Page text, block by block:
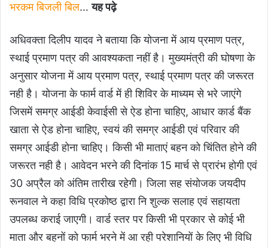
भरकम बिजली बिल…यह पढ़े
अधिवक्ता दिलीप यादव ने बताया कि योजना में आय प्रमाण पत्र,
स्थाई प्रमाण पत्र की आवश्यकता नहीं है। मुख्यमंत्री की घोषणा के
अनुसार योजना में आय प्रमाण पत्र, स्थाई प्रमाण पत्र की जरूरत
नही है। योजना के फार्म वार्ड में ही शिविर के माध्यम से भरे जाएंगे
जिसमें समग्र आईडी केवाईसी से ऐड होना चाहिए, आधार कार्ड बैंक
खाता से ऐड होना चाहिए, स्वयं की समग्र आईडी एवं परिवार की
समग्र आईडी होना चाहिए। किसी भी माताएं बहन को चिंतित होने की
जरूरत नही है। आवेदन भरने की दिनांक 15 मार्च से प्रारंभ होगी एवं
30 अप्रैल को अंतिम तारीख रहेगी। जिला सह संयोजक जयदीप
रूनवाल ने कहा विधि प्रकोष्ठ द्वारा नि शुल्क सलाह एवं सहायता
उपलब्ध कराई जाएगी। वार्ड स्तर पर किसी भी प्रकार से कोई भी
माता और बहनों को फार्म भरने में आ रही परेशानियों के लिए भी विधि